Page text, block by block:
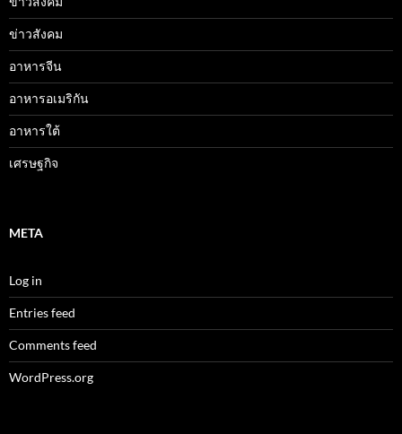
ข่าวสังคม
อาหารจีน
อาหารอเมริกัน
อาหารใต้
เศรษฐกิจ
META
Log in
Entries feed
Comments feed
WordPress.org